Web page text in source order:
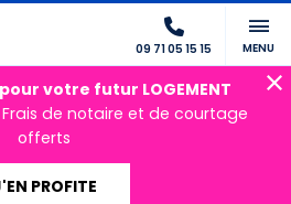
09 71 05 15 15 MENU
pour votre futur LOGEMENT
de notaire et de courtage
offerts
PROFITE